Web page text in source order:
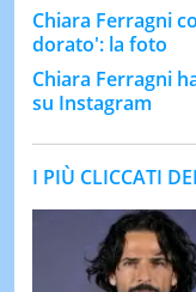
Chiara Ferragni
dorato': la foto
Chiara Ferragni
su Instagram
I PIÙ CLICCATI